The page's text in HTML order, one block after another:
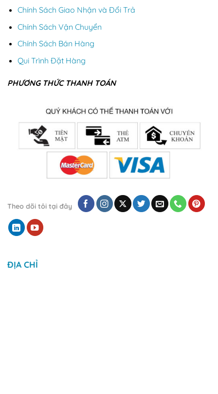
Chính Sách Giao Nhận và Đổi Trả
Chính Sách Vận Chuyển
Chính Sách Bán Hàng
Qui Trình Đặt Hàng
PHƯƠNG THỨC THANH TOÁN
Theo dõi tôi tại đây
ĐỊA CHỈ